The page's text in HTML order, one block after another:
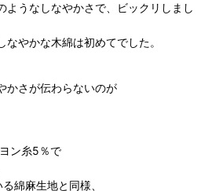
やかさで、ビックリしまし
綿は初めてでした。
かさが伝わらないのが
ン糸5％で
綿麻生地と同様、